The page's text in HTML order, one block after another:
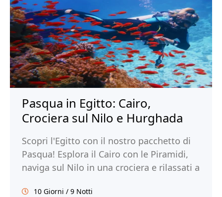
Pasqua in Egitto: Cairo,
Crociera sul Nilo e Hurghada
Scopri l'Egitto con il nostro pacchetto di
Pasqua! Esplora il Cairo con le Piramidi,
naviga sul Nilo in una crociera e rilassati a
10 Giorni / 9 Notti